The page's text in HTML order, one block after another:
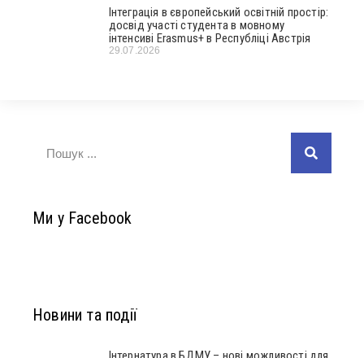
Інтеграція в європейський освітній простір:
досвід участі студента в мовному
інтенсиві Erasmus+ в Республіці Австрія
29.07.2026
Ми у Facebook
Новини та події